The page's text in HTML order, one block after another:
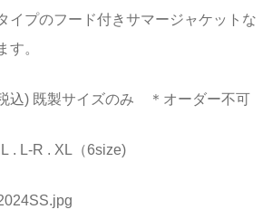
イプのフード付きサマージャケットな
す。
込) 既製サイズのみ ＊オーダー不可
. L-R . XL（6size)